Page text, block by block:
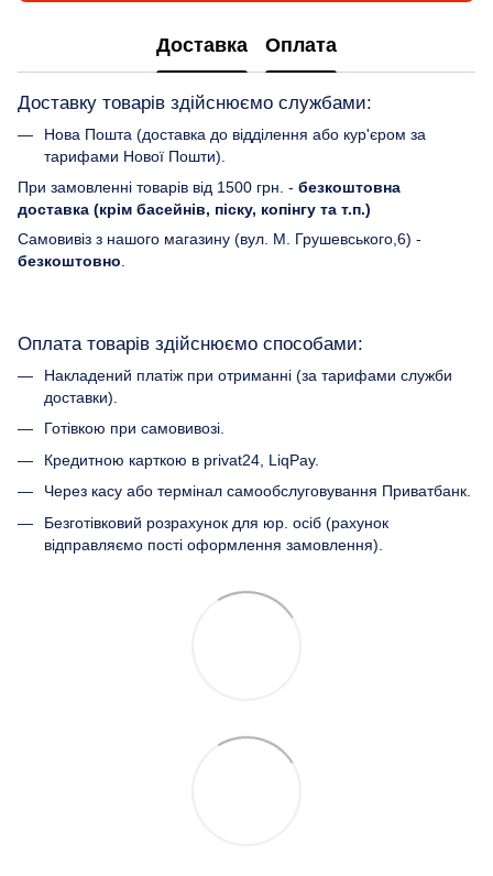
Доставка Оплата
Доставку товарів здійснюємо службами:
Нова Пошта (доставка до відділення або кур'єром за
тарифами Нової Пошти).
При замовленні товарів від 1500 грн. - безкоштовна
доставка (крім басейнів, піску, копінгу та т.п.)
Самовивіз з нашого магазину (вул. М. Грушевського,6) -
безкоштовно
Оплата товарів здійснюємо способами:
Накладений платіж при отриманні (за тарифами служби
доставки).
Готівкою при самовивозі.
Кредитною карткою в privat24, LiqPay.
Через касу або термінал самообслуговування Приватбанк.
Безготівковий розрахунок для юр. осіб (рахунок
відправляємо пості оформлення замовлення).